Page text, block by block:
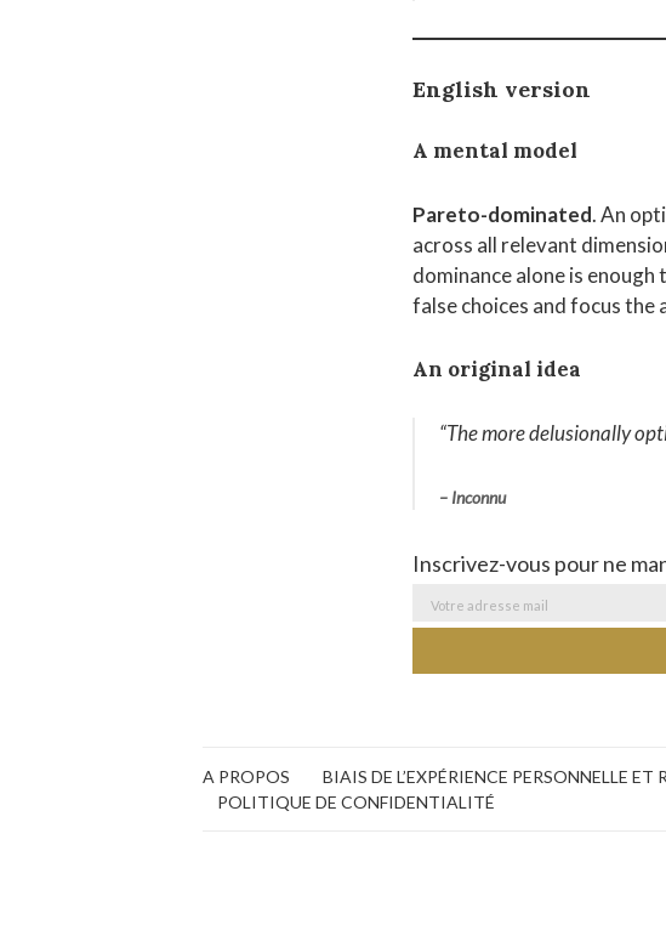
English version
A mental model
Pareto-dominated. An
across all relevant
dominance alone is
false choices and focus the
An original idea
“The more delusionally
– Inconnu
Inscrivez-vous pour ne
A PROPOS BIAIS DE L’EXPÉRIENCE PERSONNELLE ET
POLITIQUE DE CONFIDENTIALITÉ